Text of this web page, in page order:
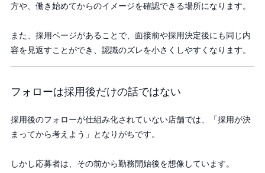
方や、働き始めてからのイメージを確認できる場所になります。
また、採用ページがあることで、面接前や採用決定後にも同じ内
容を見返すことができ、認識のズレを小さくしやすくなります。
フォローは採用後だけの話ではない
採用後のフォローが仕組み化されていない店舗では、「採用が決
まってから考えよう」となりがちです。
しかし応募者は、その前から勤務開始後を想像しています。